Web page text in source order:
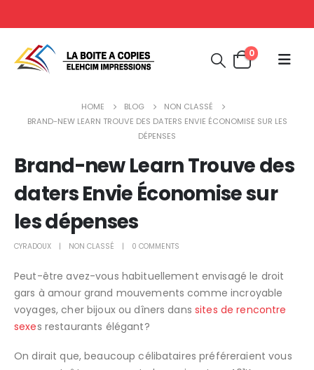
0
HOME BLOG
NON CLASSÉ
BRAND-NEW LEARN TROUVE DES DATERS ENVIE ÉCONOMISE SUR LES
DÉPENSES
Brand-new Learn Trouve des
daters Envie Économise sur
les dépenses
CYRADOUX NON CLASSÉ 0 COMMENTS
Peut-être avez-vous habituellement envisagé le droit
gars à amour grand mouvements comme incroyable
voyages, cher bijoux ou dîners danssites de rencontre
sexes restaurants élégant?
On dirait que, beaucoup célibataires préféreraient vous